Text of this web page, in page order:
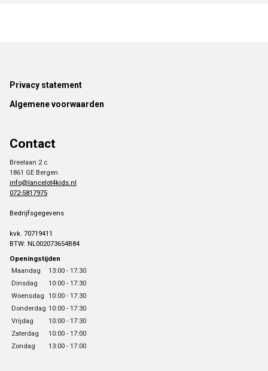
Footer
Privacy statement
Algemene voorwaarden
Contact
Breelaan 2 c
1861 GE Bergen
info@lancelot4kids.nl
072-5817975
Bedrijfsgegevens
kvk. 70719411
BTW: NL002073654B84
Openingstijden
Maandag
13:00 - 17:30
Dinsdag
10:00 - 17:30
Woensdag 10:00 - 17:30
Donderdag 10:00 - 17:30
Vrijdag
10:00 - 17:30
Zaterdag
10:00 - 17:00
Zondag
13:00 - 17:00